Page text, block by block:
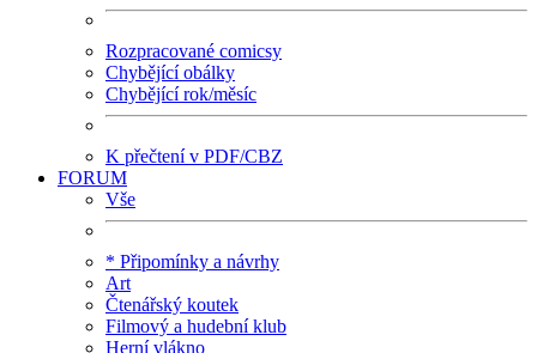
Rozpracované comicsy
Chybějící obálky
Chybějící rok/měsíc
K přečtení v PDF/CBZ
FORUM
Vše
* Připomínky a návrhy
Art
Čtenářský koutek
Filmový a hudební klub
Herní vlákno